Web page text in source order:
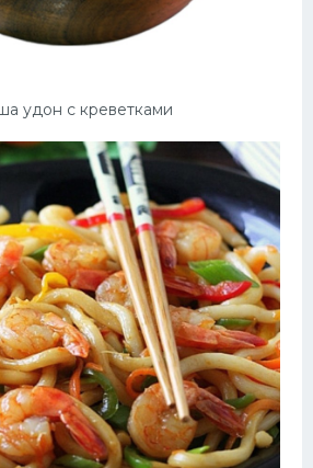
удон с креветками